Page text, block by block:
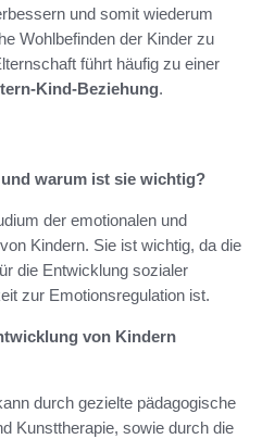
und somit wiederum
Wohlbefinden der Kinder zu
führt häufig zu einer
Kind-Beziehung.
warum ist sie wichtig?
der emotionalen und
Kindern. Sie ist wichtig, da die
die Entwicklung sozialer
zur Emotionsregulation ist.
von Kindern
durch gezielte pädagogische
Kunsttherapie, sowie durch die